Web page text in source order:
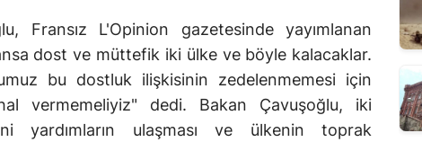
Fransız L'Opinion gazetesinde yayımlanan
dost ve müttefik iki ülke ve böyle kalacaklar.
bu dostluk ilişkisinin zedelenmemesi için
vermemeliyiz" dedi. Bakan Çavuşoğlu, iki
yardımların ulaşması ve ülkenin toprak